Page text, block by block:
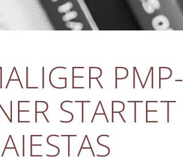
PMP-
STARTET